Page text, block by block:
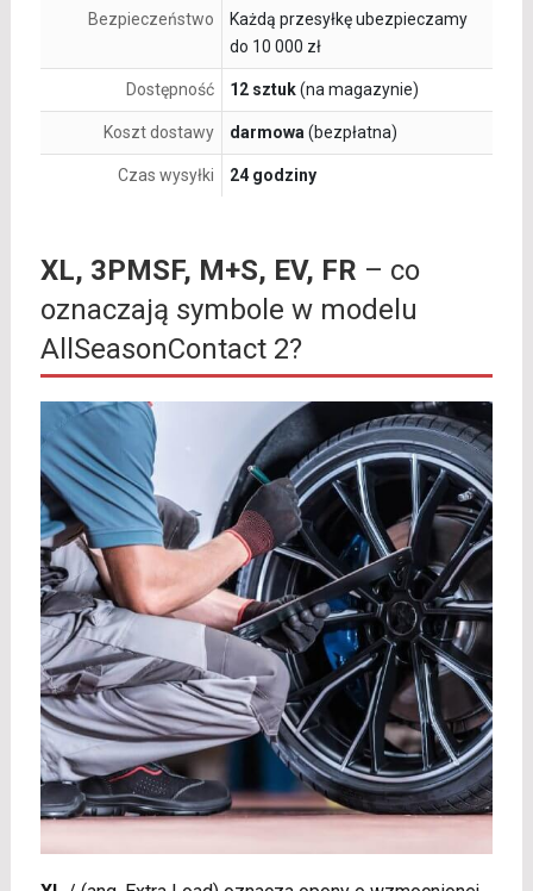
Bezpieczeństwo
Każdą przesyłkę ubezpieczamy
do 10 000 zł
Dostępność 12 sztuk(na magazynie)
Koszt dostawy darmowa (bezpłatna)
Czas wysyłki 24 godziny
XL, 3PMSF, M+S, EV, FR – co
oznaczają symbole w modelu
AllSeasonContact 2?